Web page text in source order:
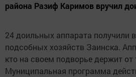
района Разиф Каримов вручил
24 доильных аппарата получили
подсобных хозяйств Заинска.
кто на своем подворье держит от
Муниципальная программа